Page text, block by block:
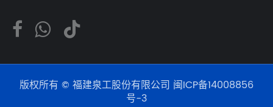
版权所有 © 福建泉工股份有限公司 闽ICP备14008856
号-3